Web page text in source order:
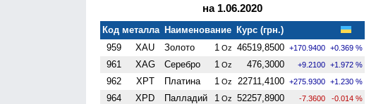
на 1.06.2020
Код металла Наименование Курс (грн.)
959
XAU Золото 1 Oz 46519,8500 +170.9400 +0.369 %
961 XAG Серебро 1 Oz 476,3000 +9.2100 +1.972 %
962 XPT Платина 1 Oz 22711,4100 +275.9300 +1.230 %
964 XPD Палладий 1 Oz 52257,8900 -7.3600 -0.014 %